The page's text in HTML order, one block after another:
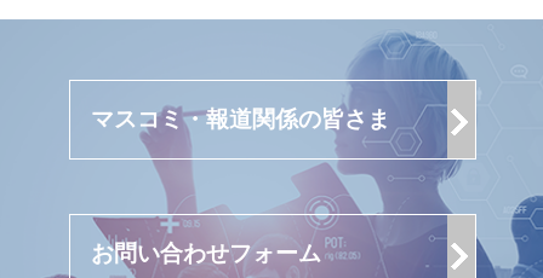
マスコミ・報道関係の皆さま
お問い合わせフォーム